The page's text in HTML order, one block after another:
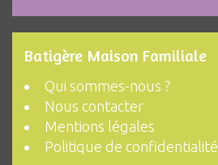
Batigère Maison Familiale
Qui sommes-nous ?
Nous contacter
Mentions légales
Politique de confidentialité